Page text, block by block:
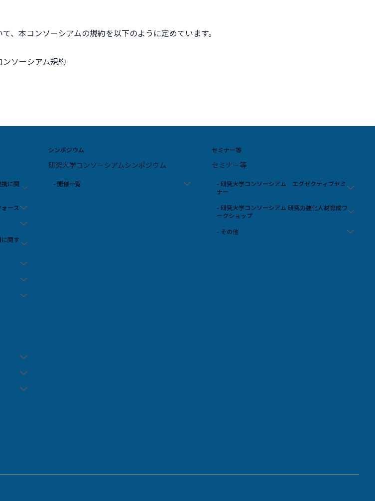
、本コンソーシアムの規約を以下のように定めています。
ソーシアム規約
に関
ース
関す
シンポジウム
研究大学コンソーシアムシンポジウム
- 開催一覧
セミナー等
セミナー等
- 研究大学コンソーシアム エグゼクティブセミ
ナー
- 研究大学コンソーシアム 研究力強化人材育成ワ
ークショップ
- その他